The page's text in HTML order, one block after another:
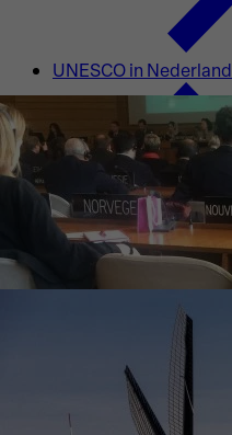
UNESCO in Nederland
Waar wij aan werken